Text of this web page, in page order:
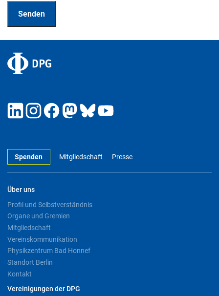
Spenden Mitgliedschaft Presse
Über uns
Profil und Selbstverständnis
Organe und Gremien
Mitgliedschaft
Vereinskommunikation
Physikzentrum Bad Honnef
Standort Berlin
Kontakt
Vereinigungen der DPG